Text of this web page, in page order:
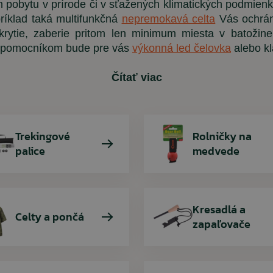
Detské oblečenie
Tričko
digital
Ponožky
Dámske
12,90 €
Trekingové palice
Chrániče kolien
Rolnička
Rinokor
5,90 €
Nohavice
olive
77,80 €
68,45 €
pobytu v prírode či v sťažených klimatických
taká multifunkčná nepremokavá celta Vás
zaberie pritom len minimum miesta v
bude pre vás výkonná led čelovka alebo
Čítať viac
Trekingové
palice
Rolničky na
medvede
Celty a pončá
Kresadlá a
zapaľovače